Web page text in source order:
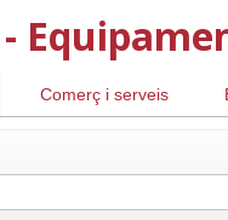
Comerç i serveis